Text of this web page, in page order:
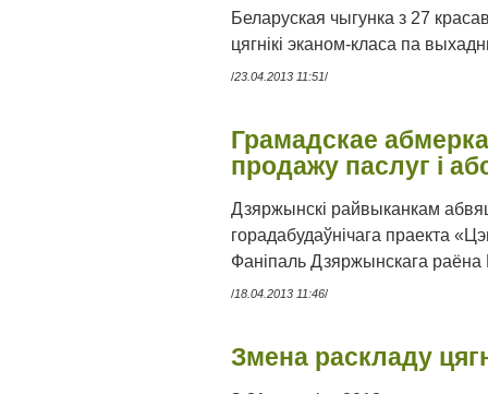
Беларуская чыгунка з 27
цягнікі эканом-класа па
/23.04.2013 11:51/
Грамадскае
продажу паслуг і
Дзяржынскі райвыканкам
горадабудаўнічага праекта
Фаніпаль Дзяржынскага раёна
/18.04.2013 11:46/
Змена раскладу